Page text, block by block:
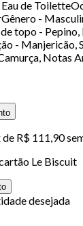
de
-
topo - Pepino,
- Manjericão,
Notas
de R$ 111,90
Le Biscuit
desejada